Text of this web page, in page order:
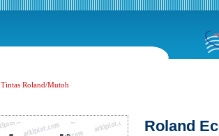
Tintas Roland/Mutoh
Roland